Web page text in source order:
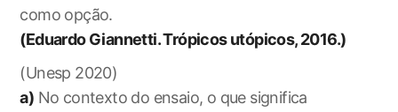
como opção.
(Eduardo Giannetti. Trópicos utópicos, 2016.)
(Unesp 2020)
a) No contexto do ensaio, o que significa